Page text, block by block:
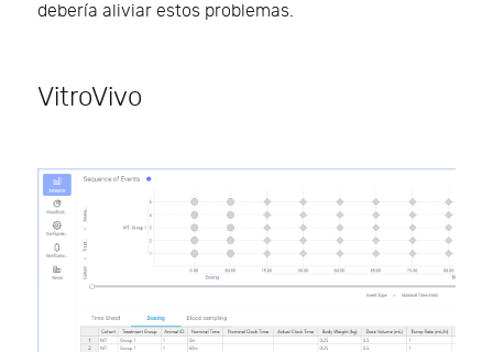
debería aliviar estos problemas.
VitroVivo